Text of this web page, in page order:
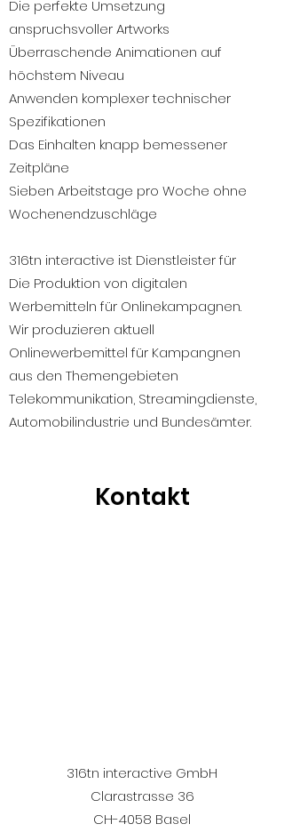
Die perfekte Umsetzung
anspruchsvoller Artworks
Überraschende Animationen auf
höchstem Niveau
Anwenden komplexer technischer
Spezifikationen
Das Einhalten knapp bemessener
Zeitpläne
Sieben Arbeitstage pro Woche ohne
Wochenendzuschläge
316tn interactive ist Dienstleister für
Die Produktion von digitalen
Werbemitteln für Onlinekampagnen.
Wir produzieren aktuell
Onlinewerbemittel für Kampangnen
aus den Themengebieten
Telekommunikation, Streamingdienste,
Automobilindustrie und Bundesämter.
Kontakt
316tn interactive GmbH
Clarastrasse 36
CH-4058 Basel